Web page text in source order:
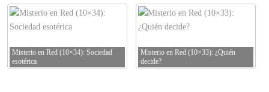
Misterio en Red (10×34): Sociedad
esotérica
Misterio en Red (10×33): ¿Quién
decide?